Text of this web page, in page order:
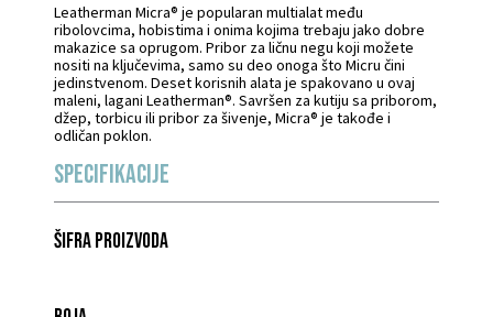
Leatherman Micra® je popularan multialat među
ribolovcima, hobistima i onima kojima trebaju jako dobre
makazice sa oprugom. Pribor za ličnu negu koji možete
nositi na ključevima, samo su deo onoga što Micru čini
jedinstvenom. Deset korisnih alata je spakovano u ovaj
maleni, lagani Leatherman®. Savršen za kutiju sa priborom,
džep, torbicu ili pribor za šivenje, Micra® je takođe i
odličan poklon.
Specifikacije
Šifra proizvoda